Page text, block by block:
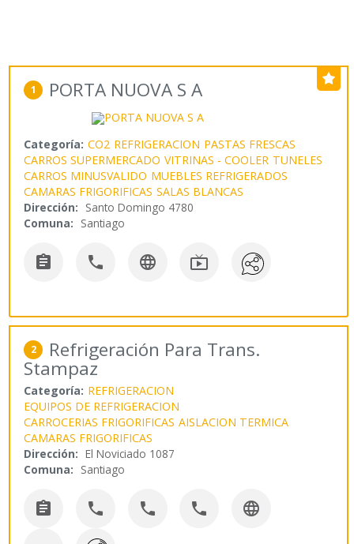
1 PORTA NUOVA S A
Categoría: CO2 REFRIGERACION PASTAS FRESCAS
CARROS SUPERMERCADO VITRINAS - COOLER TUNELES
CARROS MINUSVALIDO MUEBLES REFRIGERADOS
CAMARAS FRIGORIFICAS SALAS BLANCAS
Dirección: Santo Domingo 4780
Comuna: Santiago
   
2 Refrigeración Para Trans.
Stampaz
Categoría: REFRIGERACION
EQUIPOS DE REFRIGERACION
CARROCERIAS FRIGORIFICAS AISLACION TERMICA
CAMARAS FRIGORIFICAS
Dirección: El Noviciado 1087
Comuna: Santiago
    